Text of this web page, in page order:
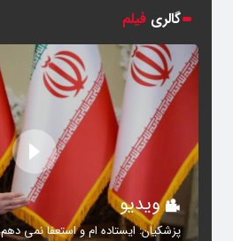
گالری فیلم
ویدیو
پزشکیان: ایستاده ام و استعفا نمی دهم